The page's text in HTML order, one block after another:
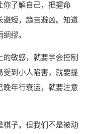
你了解自己，把握命
避短，趋吉避凶。知道
缪。
敏感，就要学会控制
受到小人陷害，就要提
晚年行衰运，就要注意
棋子。但我们不是被动